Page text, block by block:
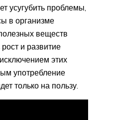
усугубить проблемы,
в организме
веществ
и развитие
этих
употребление
только на пользу.